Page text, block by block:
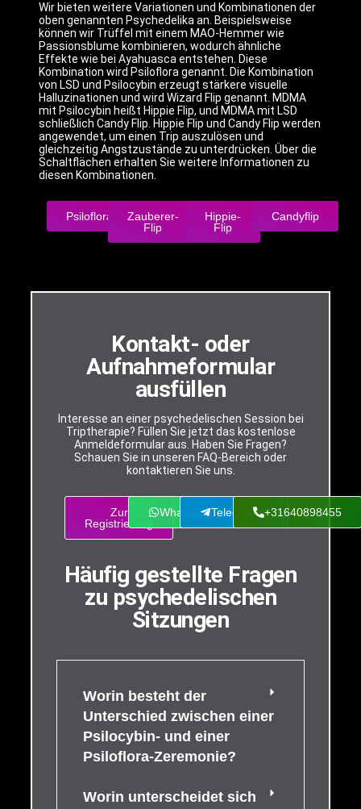
Wir bieten weitere Variationen und Kombinationen der
oben genannten Psychedelika an. Beispielsweise
können wir Trüffel mit einem MAO-Hemmer wie
Passionsblume kombinieren, wodurch ähnliche
Effekte wie bei Ayahuasca entstehen. Diese
Kombination wird Psiloflora genannt. Die Kombination
von LSD und Psilocybin erzeugt stärkere visuelle
Halluzinationen und wird Wizard Flip genannt. MDMA
mit Psilocybin heißt Hippie Flip, und MDMA mit LSD
schließlich Candy Flip. Hippie Flip und Candy Flip werden
angewendet, um einen Trip auszulösen und
gleichzeitig Angstzustände zu unterdrücken. Über die
Schaltflächen erhalten Sie weitere Informationen zu
diesen Kombinationen.
Psiloflora
Zauberer-
Flip
Hippie-
Flip
Candyflip
Kontakt- oder
Aufnahmeformular
ausfüllen
Interesse an einer psychedelischen Session bei
Triptherapie? Füllen Sie jetzt das kostenlose
Anmeldeformular aus. Haben Sie Fragen?
Schauen Sie in unseren FAQ-Bereich oder
kontaktieren Sie uns.
Zur
Registrierung
WhatsAppTelegramm+31640898455
Häufig gestellte Fragen
zu psychedelischen
Sitzungen
Worin besteht der
Unterschied zwischen einer
Psilocybin- und einer
Psiloflora-Zeremonie?
Worin unterscheidet sich